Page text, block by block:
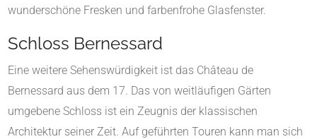
wunderschöne Fresken und farbenfrohe Glasfenster.
Schloss Bernessard
Eine weitere Sehenswürdigkeit ist das Château de
Bernessard aus dem 17. Das von weitläufigen Gärten
umgebene Schloss ist ein Zeugnis der klassischen
Architektur seiner Zeit. Auf geführten Touren kann man sich